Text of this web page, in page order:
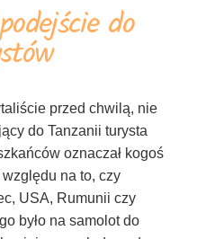
do
przed chwilą, nie
do Tanzanii turysta
oznaczał kogoś
na to, czy
USA, Rumunii czy
było na samolot do